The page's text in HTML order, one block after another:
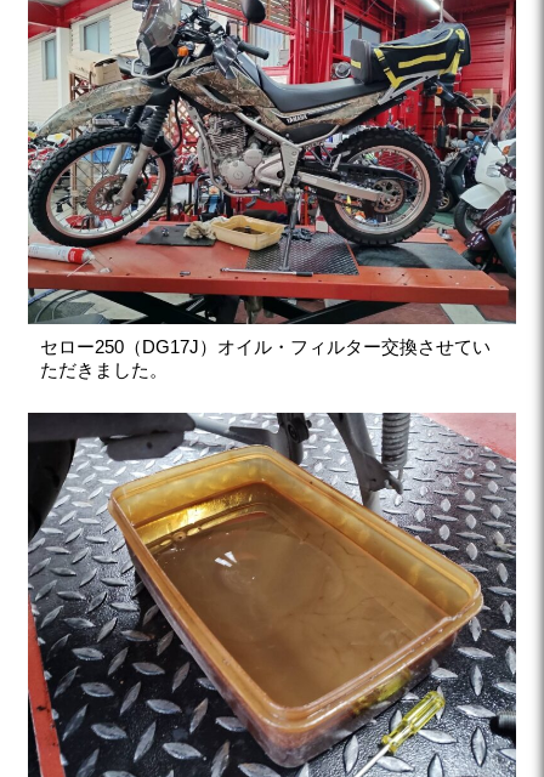
セロー250（DG17J）オイル・フィルター交換させてい
ただきました。